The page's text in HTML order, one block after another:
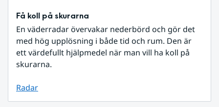
Få koll på skurarna
En väderradar övervakar nederbörd och gör det
med hög upplösning i både tid och rum. Den är
ett värdefullt hjälpmedel när man vill ha koll på
skurarna.
Radar